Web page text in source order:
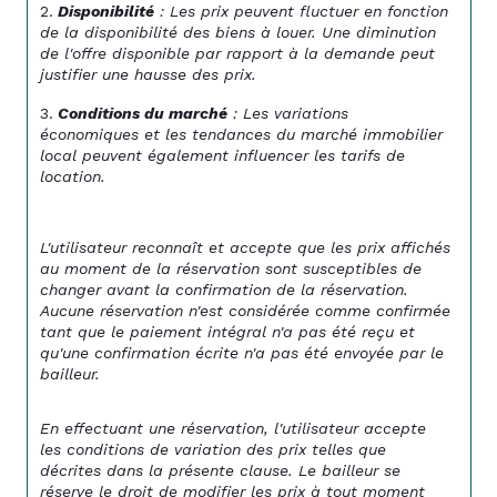
Disponibilité : Les prix peuvent fluctuer en fonction
de la disponibilité des biens à louer. Une diminution
de l'offre disponible par rapport à la demande peut
justifier une hausse des prix.
Conditions du marché : Les variations
économiques et les tendances du marché immobilier
local peuvent également influencer les tarifs de
location.
L'utilisateur reconnaît et accepte que les prix affichés
au moment de la réservation sont susceptibles de
changer avant la confirmation de la réservation.
Aucune réservation n'est considérée comme confirmée
tant que le paiement intégral n'a pas été reçu et
qu'une confirmation écrite n'a pas été envoyée par le
bailleur.
En effectuant une réservation, l'utilisateur accepte
les conditions de variation des prix telles que
décrites dans la présente clause. Le bailleur se
réserve le droit de modifier les prix à tout moment